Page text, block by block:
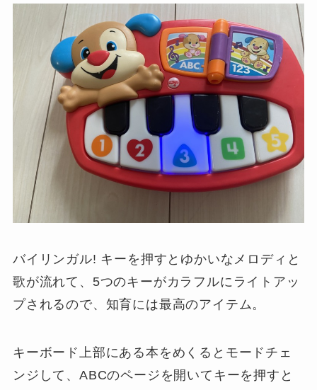
バイリンガル! キーを押すとゆかいなメロディと
歌が流れて、5つのキーがカラフルにライトアッ
プされるので、知育には最高のアイテム。
キーボード上部にある本をめくるとモードチェ
ンジして、ABCのページを開いてキーを押すと